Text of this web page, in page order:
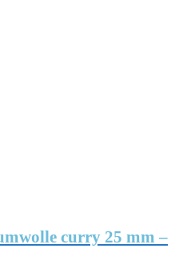
curry 25 mm –